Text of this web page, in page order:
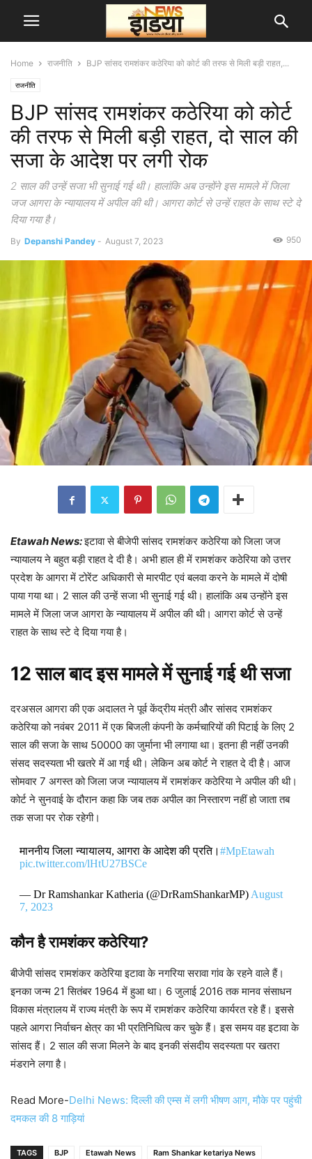
Home राजनीति BJP सांसद रामशंकर कठेरिया को कोर्ट की तरफ से मिली बड़ी राहत,...
राजनीति
BJP सांसद रामशंकर कठेरिया को कोर्ट
की तरफ से मिली बड़ी राहत, दो साल की
सजा के आदेश पर लगी रोक
2 साल की उन्हें सजा भी सुनाई गई थी। हालांकि अब उन्होंने इस मामले में जिला
जज आगरा के न्यायालय में अपील की थी। आगरा कोर्ट से उन्हें राहत के साथ स्टे दे
दिया गया है।
By Depanshi Pandey - August 7, 2023 950
Etawah News:इटावा से बीजेपी सांसद रामशंकर कठेरिया को जिला जज
न्यायालय ने बहुत बड़ी राहत दे दी है। अभी हाल ही में रामशंकर कठेरिया को उत्तर
प्रदेश के आगरा में टोरेंट अधिकारी से मारपीट एवं बलवा करने के मामले में दोषी
पाया गया था। 2 साल की उन्हें सजा भी सुनाई गई थी। हालांकि अब उन्होंने इस
मामले में जिला जज आगरा के न्यायालय में अपील की थी। आगरा कोर्ट से उन्हें
राहत के साथ स्टे दे दिया गया है।
12 साल बाद इस मामले में सुनाई गई थी सजा
दरअसल आगरा की एक अदालत ने पूर्व केंद्रीय मंत्री और सांसद रामशंकर
कठेरिया को नवंबर 2011 में एक बिजली कंपनी के कर्मचारियों की पिटाई के लिए 2
साल की सजा के साथ 50000 का जुर्माना भी लगाया था। इतना ही नहीं उनकी
संसद सदस्यता भी खतरे में आ गई थी। लेकिन अब कोर्ट ने राहत दे दी है। आज
सोमवार 7 अगस्त को जिला जज न्यायालय में रामशंकर कठेरिया ने अपील की थी।
कोर्ट ने सुनवाई के दौरान कहा कि जब तक अपील का निस्तारण नहीं हो जाता तब
तक सजा पर रोक रहेगी।
माननीय जिला न्यायालय, आगरा के आदेश की प्रति। #MpEtawah
pic.twitter.com/lHtU27BSCe
— Dr Ramshankar Katheria (@DrRamShankarMP) August
7, 2023
कौन है रामशंकर कठेरिया?
बीजेपी सांसद रामशंकर कठेरिया इटावा के नगरिया सरावा गांव के रहने वाले हैं।
इनका जन्म 21 सितंबर 1964 में हुआ था। 6 जुलाई 2016 तक मानव संसाधन
विकास मंत्रालय में राज्य मंत्री के रूप में रामशंकर कठेरिया कार्यरत रहे हैं। इससे
पहले आगरा निर्वाचन क्षेत्र का भी प्रतिनिधित्व कर चुके हैं। इस समय वह इटावा के
सांसद हैं। 2 साल की सजा मिलने के बाद इनकी संसदीय सदस्यता पर खतरा
मंडराने लगा है।
Read More-Delhi News: दिल्ली की एम्स में लगी भीषण आग, मौके पर पहुंची
दमकल की 8 गाड़ियां
TAGS BJP Etawah News
Ram Shankar ketariya News